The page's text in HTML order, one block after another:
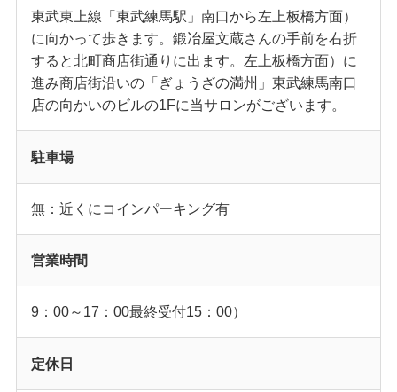
東武東上線「東武練馬駅」南口から左上板橋方面）
に向かって歩きます。鍛冶屋文蔵さんの手前を右折
すると北町商店街通りに出ます。左上板橋方面）に
進み商店街沿いの「ぎょうざの満州」東武練馬南口
店の向かいのビルの1Fに当サロンがございます。
駐車場
無：近くにコインパーキング有
営業時間
9：00～17：00最終受付15：00）
定休日